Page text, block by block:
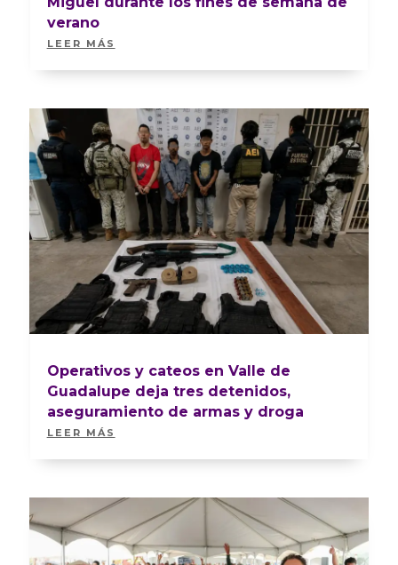
verano
LEER MÁS
Operativos y cateos en Valle de
Guadalupe deja tres detenidos,
aseguramiento de armas y droga
LEER MÁS